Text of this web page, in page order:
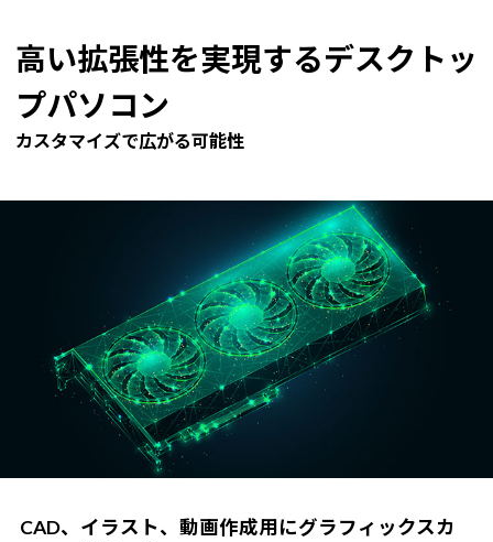
高い拡張性を実現するデスクトッ
プパソコン
カスタマイズで広がる可能性
CAD、イラスト、動画作成用にグラフィックスカ